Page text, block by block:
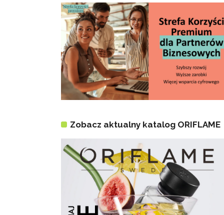
Zobacz aktualny katalog ORIFLAME